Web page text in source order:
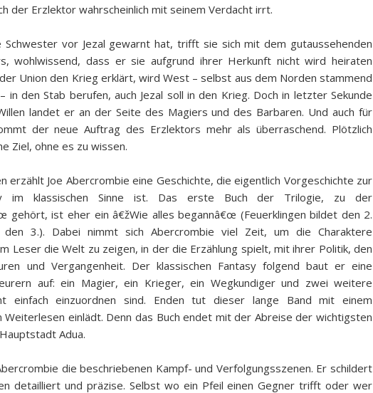
der Erzlektor wahrscheinlich mit seinem Verdacht irrt.
Schwester vor Jezal gewarnt hat, trifft sie sich mit dem gutaussehenden
wohlwissend, dass er sie aufgrund ihrer Herkunft nicht wird heiraten
Union den Krieg erklärt, wird West – selbst aus dem Norden stammend
in den Stab berufen, auch Jezal soll in den Krieg. Doch in letzter Sekunde
landet er an der Seite des Magiers und des Barbaren. Und auch für
der neue Auftrag des Erzlektors mehr als überraschend. Plötzlich
Ziel, ohne es zu wissen.
erzählt Joe Abercrombie eine Geschichte, die eigentlich Vorgeschichte zur
im klassischen Sinne ist. Das erste Buch der Trilogie, zu der
gehört, ist eher ein â€žWie alles begannâ€œ (Feuerklingen bildet den 2.
den 3.). Dabei nimmt sich Abercrombie viel Zeit, um die Charaktere
Leser die Welt zu zeigen, in der die Erzählung spielt, mit ihrer Politik, den
und Vergangenheit. Der klassischen Fantasy folgend baut er eine
auf: ein Magier, ein Krieger, ein Wegkundiger und zwei weitere
einfach einzuordnen sind. Enden tut dieser lange Band mit einem
Weiterlesen einlädt. Denn das Buch endet mit der Abreise der wichtigsten
Adua.
die beschriebenen Kampf- und Verfolgungsszenen. Er schildert
detailliert und präzise. Selbst wo ein Pfeil einen Gegner trifft oder wer